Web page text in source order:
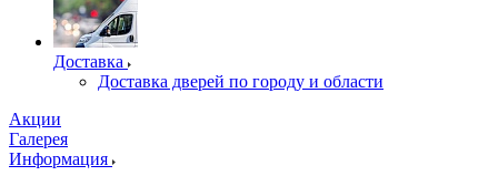
Доставка
Доставка дверей по городу и области
Акции
Галерея
Информация